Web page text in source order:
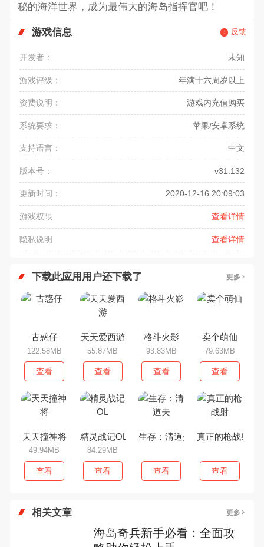
秘的海洋世界，成为最伟大的海岛指挥官吧！
游戏信息 反馈
开发者： 未知
游戏评级： 年满十六周岁以上
资费说明： 游戏内充值购买
系统要求： 苹果/安卓系统
支持语言： 中文
版本号： v31.132
更新时间： 2020-12-16 20:09:03
游戏权限 查看详情
隐私说明 查看详情
下载此应用用户还下载了 更多
古惑仔
122.58MB
查看
天天爱西游
55.87MB
查看
格斗火影
93.83MB
查看
卖个萌仙
79.63MB
查看
天天撞神将
49.94MB
查看
精灵战记OL
84.29MB
查看
生存：清道夫
查看
真正的枪战射
查看
相关文章 更多
海岛奇兵新手必看：全面攻